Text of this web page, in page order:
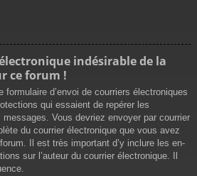
indésirable de la
ce forum !
formulaire d’envoi de courriers électroniques
qui essaient de repérer les
Vous devriez envoyer par courrier
du courrier électronique que vous avez
Il est très important d’y inclure les en-
sur l’auteur du courrier électronique. Il